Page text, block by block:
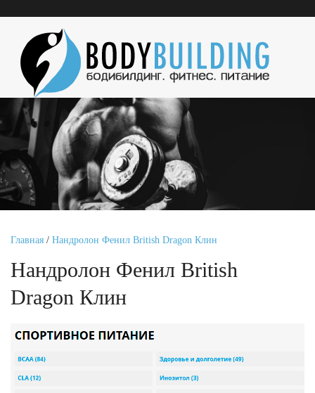
Главная / Нандролон Фенил British Dragon Клин
Нандролон Фенил British
Dragon Клин